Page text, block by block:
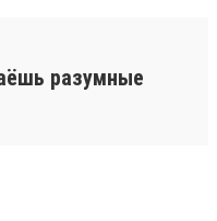
разумные